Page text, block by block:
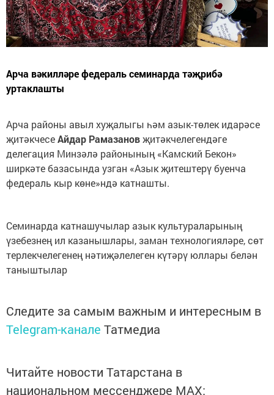
Арча вәкилләре федераль семинарда тәҗрибә
уртаклашты
Арча районы авыл хуҗалыгы һәм азык-төлек идарәсе
җитәкчесеАйдар Рамазановҗитәкчелегендәге
делегация Минзәлә районының «Камский Бекон»
ширкәте базасында узган «Азык җитештерү буенча
федераль кыр көне»ндә катнашты.
Семинарда катнашучылар азык культураларының
үзебезнең ил казанышлары, заман технологияләре, сөт
терлекчелегенең нәтиҗәлелеген күтәрү юллары белән
таныштылар
Следите за самым важным и интересным в
Telegram-канале Татмедиа
Читайте новости Татарстана в
национальном мессенджере MАХ: